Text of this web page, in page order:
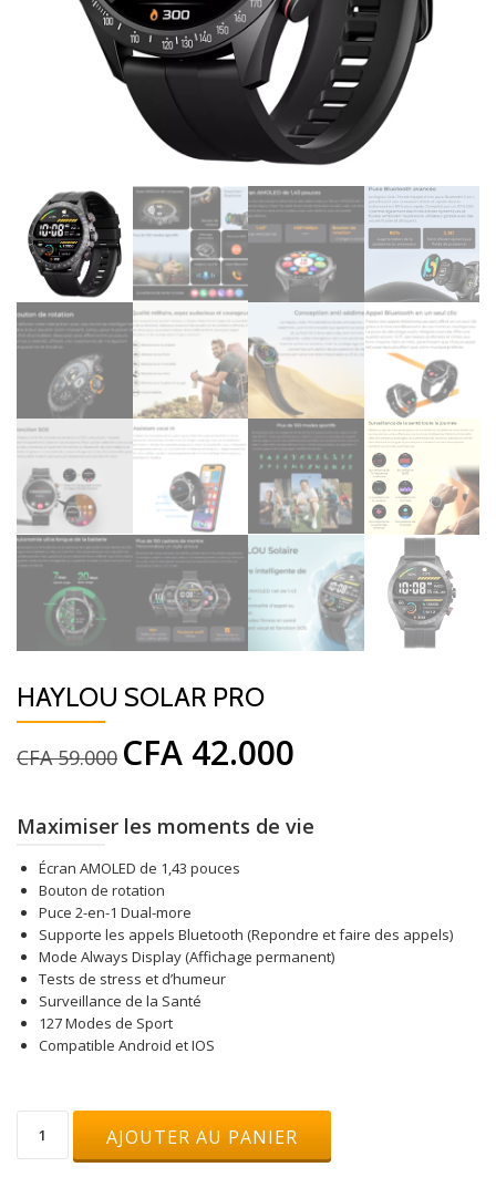
HAYLOU SOLAR PRO
CFA59.000 Le
prix
était :
CFA 59.000.
CFA 42.000
est :
CFA 42.000.
Maximiser les moments de vie
Écran AMOLED de 1,43 pouces
Bouton de rotation
Puce 2-en-1 Dual-more
Supporte les appels Bluetooth (Repondre et faire des appels)
Mode Always Display (Affichage permanent)
Tests de stress et d’humeur
Surveillance de la Santé
127 Modes de Sport
Compatible Android et IOS
HAYLOU
AJOUTER AU PANIER